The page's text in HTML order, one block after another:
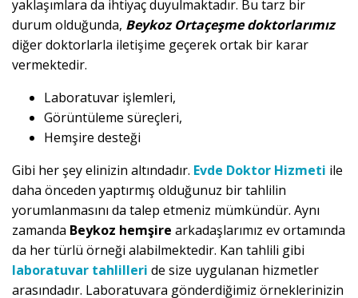
yaklaşımlara da ihtiyaç duyulmaktadır. Bu tarz bir
durum olduğunda, Beykoz Ortaçeşme doktorlarımız
diğer doktorlarla iletişime geçerek ortak bir karar
vermektedir.
Laboratuvar işlemleri,
Görüntüleme süreçleri,
Hemşire desteği
Gibi her şey elinizin altındadır. Evde Doktor Hizmeti ile
daha önceden yaptırmış olduğunuz bir tahlilin
yorumlanmasını da talep etmeniz mümkündür. Aynı
zamanda Beykoz hemşire arkadaşlarımız ev ortamında
da her türlü örneği alabilmektedir. Kan tahlili gibi
laboratuvar tahlilleri de size uygulanan hizmetler
arasındadır. Laboratuvara gönderdiğimiz örneklerinizin